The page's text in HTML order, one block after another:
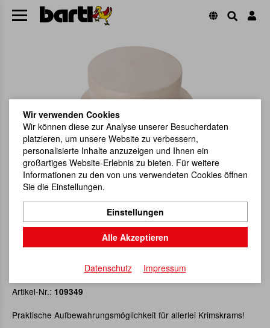
Spandosen-Set rund
Artikel-Nr.: 109349
Praktische Aufbewahrungsmöglichkeit für allerlei Krimskrams!
Wir verwenden Cookies
Wir können diese zur Analyse unserer Besucherdaten
platzieren, um unsere Website zu verbessern,
personalisierte Inhalte anzuzeigen und Ihnen ein
großartiges Website-Erlebnis zu bieten. Für weitere
Informationen zu den von uns verwendeten Cookies öffnen
Sie die Einstellungen.
Einstellungen
Alle Akzeptieren
Datenschutz Impressum